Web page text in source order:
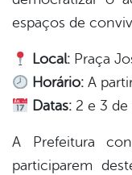
espaços de
Local: Praça
Horário: A
Datas: 2 e 3
A Prefeitura
participarem